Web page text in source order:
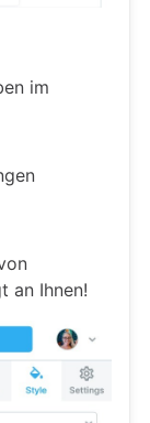
im
an Ihnen!